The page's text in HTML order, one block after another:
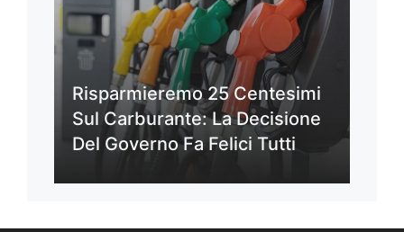
Risparmieremo 25 Centesimi
Sul Carburante: La Decisione
Del Governo Fa Felici Tutti